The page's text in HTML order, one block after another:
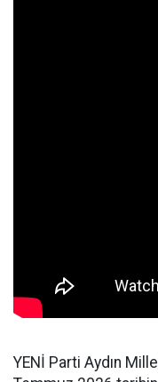
YENİ Parti Aydın